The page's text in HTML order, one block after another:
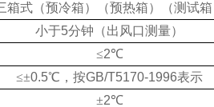
箱式（预冷箱）（预热箱）（测试箱
小于5分钟（出风口测量）
≤2℃
≤±0.5℃，按GB/T5170-1996表示
±2℃